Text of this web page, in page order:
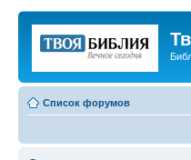
Список форумов